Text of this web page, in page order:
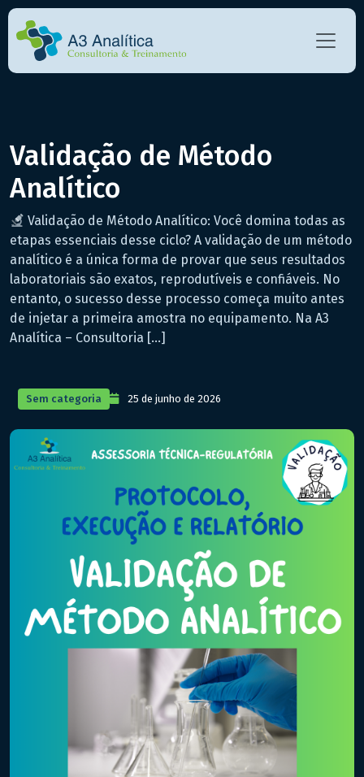
Validação de Método
Analítico
Validação de Método Analítico: Você domina todas as
etapas essenciais desse ciclo? A validação de um método
analítico é a única forma de provar que seus resultados
laboratoriais são exatos, reprodutíveis e confiáveis. No
entanto, o sucesso desse processo começa muito antes
de injetar a primeira amostra no equipamento. Na A3
Analítica – Consultoria […]
Sem categoria 25 de junho de 2026